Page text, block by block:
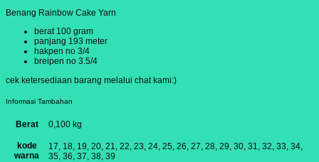
Benang Rainbow Cake Yarn
berat 100 gram
panjang 193 meter
hakpen no 3/4
breipen no 3.5/4
cek ketersediaan barang melalui chat kami:)
Informasi Tambahan
Berat 0,100 kg
kode
warna
17, 18, 19, 20, 21, 22, 23, 24, 25, 26, 27, 28, 29, 30, 31, 32, 33, 34,
35, 36, 37, 38, 39